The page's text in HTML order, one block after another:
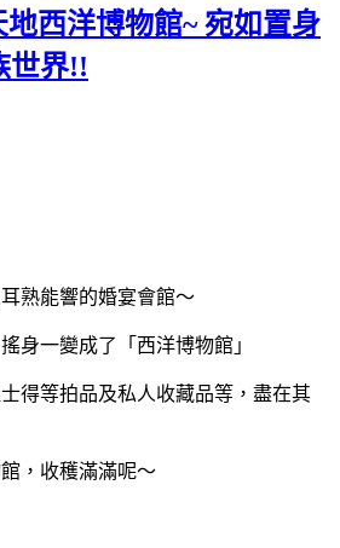
西洋博物館~ 宛如置身
世界!!
熟能響的婚宴會館～
身一變成了「西洋博物館」
得等拍品及私人收藏品等，盡在其
，收穫滿滿呢～